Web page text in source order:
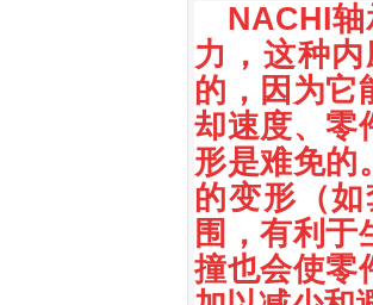
NACHI轴
力，这种
的，因为它
却速度、零
形是难免的
的变形（
围，有利
撞也会使零